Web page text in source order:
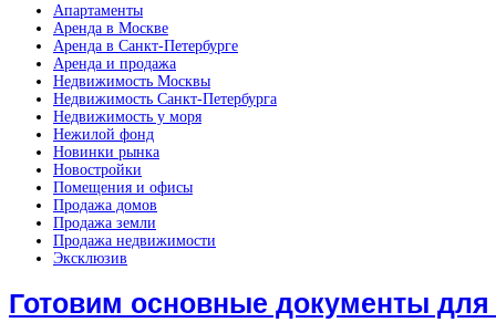
Апартаменты
Аренда в Москве
Аренда в Санкт-Петербурге
Аренда и продажа
Недвижимость Москвы
Недвижимость Санкт-Петербурга
Недвижимость у моря
Нежилой фонд
Новинки рынка
Новостройки
Помещения и офисы
Продажа домов
Продажа земли
Продажа недвижимости
Эксклюзив
Готовим основные документы